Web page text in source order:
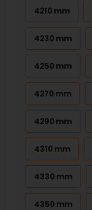
4210 mm
4230 mm
4250 mm
4270 mm
4290 mm
4310 mm
4330 mm
4350 mm